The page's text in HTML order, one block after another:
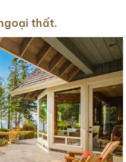
thất.